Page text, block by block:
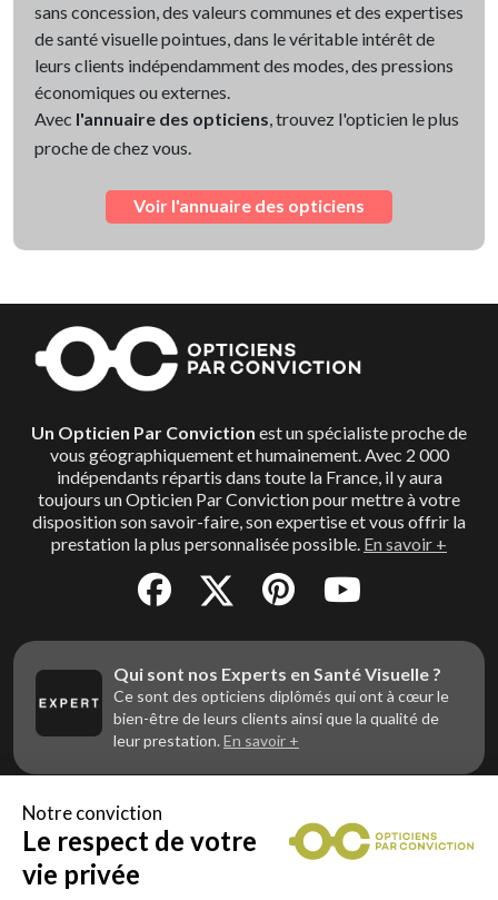
sans concession, des valeurs communes et des expertises
de santé visuelle pointues, dans le véritable intérêt de
leurs clients indépendamment des modes, des pressions
économiques ou externes.
Avec l'annuaire des opticiens, trouvez l'opticien le plus
proche de chez vous.
Voir l'annuaire des opticiens
Un Opticien Par Conviction est un spécialiste proche de
vous géographiquement et humainement. Avec 2 000
indépendants répartis dans toute la France, il y aura
toujours un Opticien Par Conviction pour mettre à votre
disposition son savoir-faire, son expertise et vous offrir la
prestation la plus personnalisée possible. En savoir +
Qui sont nos Experts en Santé Visuelle ?
Ce sont des opticiens diplômés qui ont à cœur le
bien-être de leurs clients ainsi que la qualité de
leur prestation. En savoir +
Vous êtes un professionnel de la vue et
vous souhaitez nous rejoindre ?
Contactez Alliance Optic, la centrale d’achats et
Notre conviction
Le respect de votre
vie privée